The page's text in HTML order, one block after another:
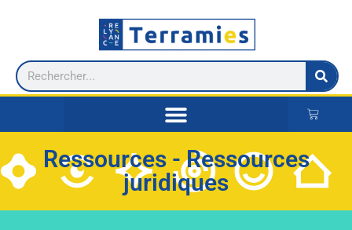
Ressources - Ressources
juridiques